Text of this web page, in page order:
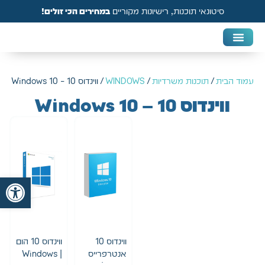
סיטונאי תוכנות, רישיונות מקורייםבמחירים הכי זולים!
עמוד הבית/ תוכנות משרדיות/
WINDOWS/ ווינדוס 10 – Windows 10
ווינדוס 10 – Windows 10
ווינדוס 10
אנטרפרייס
ווינדוס 10 הום
| Windows